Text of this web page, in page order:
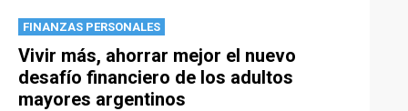
FINANZAS PERSONALES
Vivir más, ahorrar mejor el nuevo
desafío financiero de los adultos
mayores argentinos